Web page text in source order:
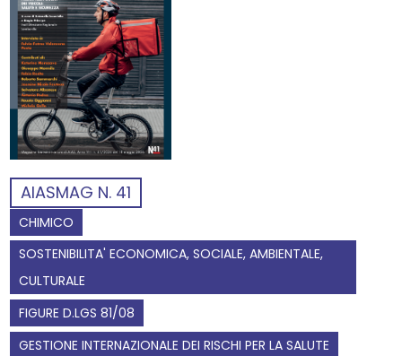
AIASMAG N. 41
CHIMICO
SOSTENIBILITA' ECONOMICA, SOCIALE, AMBIENTALE,
CULTURALE
FIGURE D.LGS 81/08
GESTIONE INTERNAZIONALE DEI RISCHI PER LA SALUTE